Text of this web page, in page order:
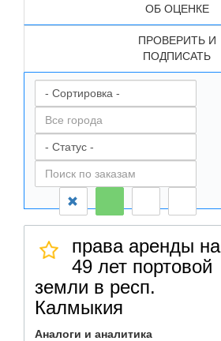
ОБ ОЦЕНКЕ
ПРОВЕРИТЬ И
ПОДПИСАТЬ
права аренды на
49 лет портовой
земли в респ.
Калмыкия
Аналоги и аналитика